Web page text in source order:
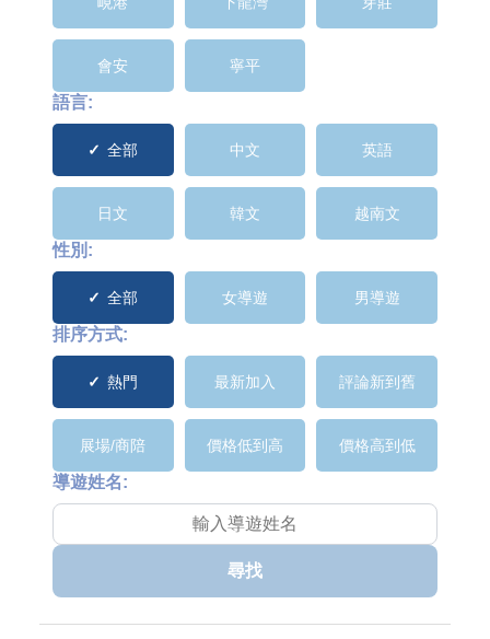
會安 寧平
語言:
全部 中文 英語
日文 韓文 越南文
性別:
全部 女導遊 男導遊
排序方式:
熱門 最新加入 評論新到舊
展場/商陪 價格低到高 價格高到低
導遊姓名:
尋找